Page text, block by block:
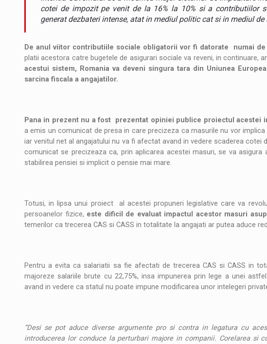
STIRI Noul Mercedes-Benz VLE este acum disponibil pentru
STIRI JAECOO 5 SHS-H a ajuns in Romania
ARTICOLE Proteinmaxxing and the Future of Protein Demand
cotei de impozit pe venit de la 16% la 10% si a contributiilor
generat dezbateri intense, atat in mediul politic cat si in mediul de
De anul viitor contributiile sociale obligatorii vor fi datorate numai de
platii acestora catre bugetele de asigurari sociale va reveni, in continuare,
acestui sistem, Romania va deveni singura tara din Uniunea
sarcina fiscala a angajatilor.
Pana in prezent nu a fost prezentat opiniei publice proiectul acestei
a emis un comunicat de presa in care precizeza ca masurile nu vor
iar venitul net al angajatului nu va fi afectat avand in vedere scaderea cotei
comunicat se precizeaza ca, prin aplicarea acestei masuri, se va asigura
stabilirea pensiei si implicit o pensie mai mare.
Totusi, in lipsa unui proiect al acestei propuneri legislative care va
persoanelor fizice, este dificil de evaluat impactul acestor masuri
temerilor ca trecerea CAS si CASS in totalitate la angajati ar putea aduce
Pentru a evita ca salariatii sa fie afectati de trecerea CAS si CASS in
majoreze salariile brute cu 22,75%, insa impunerea prin lege a unei
avand in vedere ca statul nu poate impune modificarea unor intelegeri
“Desi se pot aduce diverse argumente pro si contra in legatura cu
introducerea lor conduce la perturbari majore in companii. Corelarea si